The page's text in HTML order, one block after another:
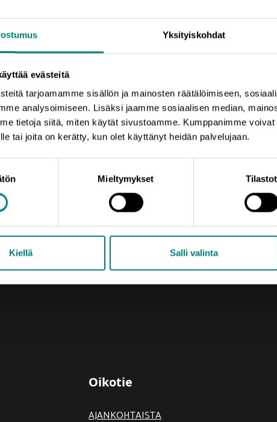
Yksityiskohdat
evästeitä
tarjoamamme sisällön ja mainosten räätälöimiseen,
analysoimiseen. Lisäksi jaamme sosiaalisen median,
tietoja siitä, miten käytät sivustoamme. Kumppanimme
tai joita on kerätty, kun olet käyttänyt heidän palvelujaan.
Mieltymykset Tilastot
Kiellä Salli valinta
Oikotie
AJANKOHTAISTA